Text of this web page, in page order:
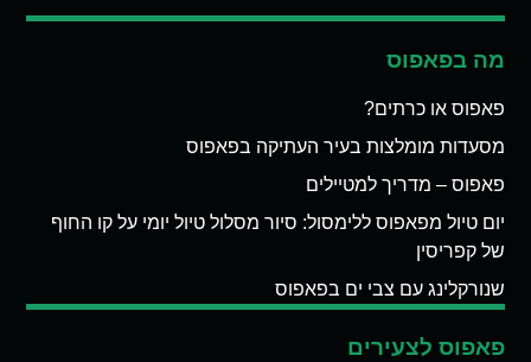
מה בפאפוס
פאפוס או כרתים?
מסעדות מומלצות בעיר העתיקה בפאפוס
פאפוס – מדריך למטיילים
יום טיול מפאפוס ללימסול: סיור מסלול טיול יומי על קו החוף
של קפריסין
שנורקלינג עם צבי ים בפאפוס
פאפוס לצעירים